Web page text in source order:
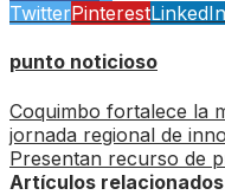
TwitterPinterestLinkedIn
punto noticioso
Coquimbo fortalece la
jornada regional de
Presentan recurso de
Artículos relacionados